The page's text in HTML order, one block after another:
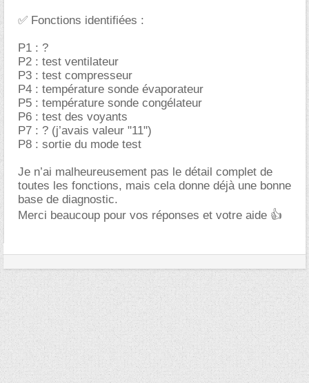
✅ Fonctions identifiées :
P1 : ?
P2 : test ventilateur
P3 : test compresseur
P4 : température sonde évaporateur
P5 : température sonde congélateur
P6 : test des voyants
P7 : ? (j’avais valeur "11")
P8 : sortie du mode test
Je n’ai malheureusement pas le détail complet de
toutes les fonctions, mais cela donne déjà une bonne
base de diagnostic.
Merci beaucoup pour vos réponses et votre aide 👍